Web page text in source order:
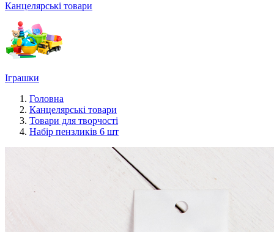
Канцелярські товари
Іграшки
Головна
Канцелярські товари
Товари для творчості
Набір пензликів 6 шт